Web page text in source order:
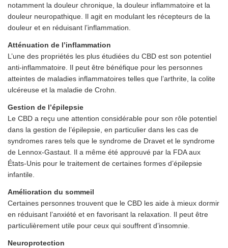
notamment la douleur chronique, la douleur inflammatoire et la
douleur neuropathique. Il agit en modulant les récepteurs de la
douleur et en réduisant l’inflammation.
Atténuation de l’inflammation
L’une des propriétés les plus étudiées du CBD est son potentiel
anti-inflammatoire. Il peut être bénéfique pour les personnes
atteintes de maladies inflammatoires telles que l’arthrite, la colite
ulcéreuse et la maladie de Crohn.
Gestion de l’épilepsie
Le CBD a reçu une attention considérable pour son rôle potentiel
dans la gestion de l’épilepsie, en particulier dans les cas de
syndromes rares tels que le syndrome de Dravet et le syndrome
de Lennox-Gastaut. Il a même été approuvé par la FDA aux
États-Unis pour le traitement de certaines formes d’épilepsie
infantile.
Amélioration du sommeil
Certaines personnes trouvent que le CBD les aide à mieux dormir
en réduisant l’anxiété et en favorisant la relaxation. Il peut être
particulièrement utile pour ceux qui souffrent d’insomnie.
Neuroprotection